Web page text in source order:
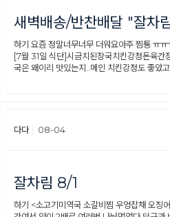
새벽배송/반찬배달 "잘차
하기 요즘 정말너무너무 더워요아주 찜통 ㅠ
[7월 31일 식단]시금치된장국치킨강정​돈육
국은 왜이리 맛있는지..메인 치킨강정도 좋았
다다 08-04
잘차림 8/1
하기 <소고기미역국 소갈비찜 우엉잡채 오징